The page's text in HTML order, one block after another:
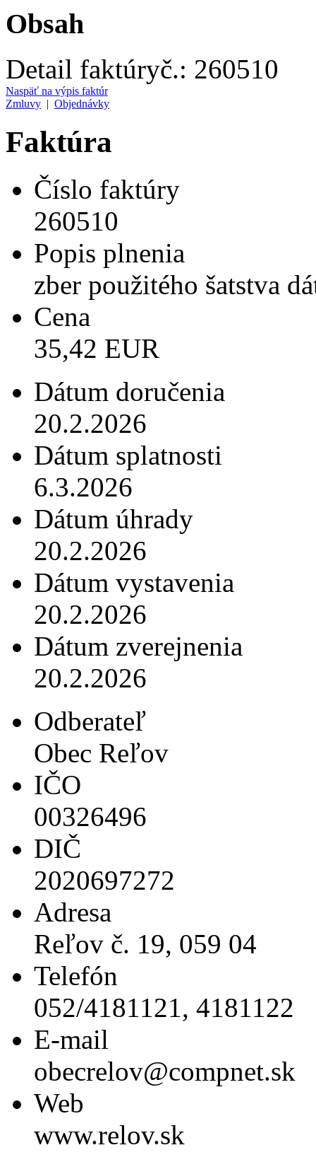
Obsah
Detail faktúryč.: 260510
Naspäť na výpis faktúr
Zmluvy | Objednávky
Faktúra
Číslo faktúry
260510
Popis plnenia
zber použitého šatstva
Cena
35,42 EUR
Dátum doručenia
20.2.2026
Dátum splatnosti
6.3.2026
Dátum úhrady
20.2.2026
Dátum vystavenia
20.2.2026
Dátum zverejnenia
20.2.2026
Odberateľ
Obec Reľov
IČO
00326496
DIČ
2020697272
Adresa
Reľov č. 19, 059 04
Telefón
052/4181121, 4181122
E-mail
obecrelov@compnet.sk
Web
www.relov.sk